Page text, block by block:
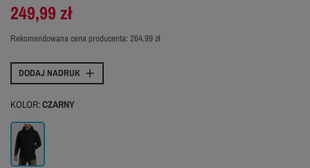
Rekomendowana cena producenta: 264,99 zł
249,99 zł
DODAJ NADRUK
KOLOR:CZARNY
Czarny